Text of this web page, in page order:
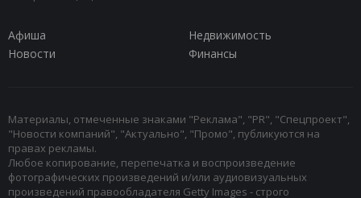
Афиша
Недвижимость
Новости
Финансы
Материалы, отмеченные знаками "Реклама", "PR", "Спецпроект",
"Новости компаний", "Актуально", "Промо", публикуются на
правах рекламы.
Любое копирование, перепечатка и воспроизведение
фотографических произведений и/или аудиовизуальных
произведений правообладателя Getty Images - строго